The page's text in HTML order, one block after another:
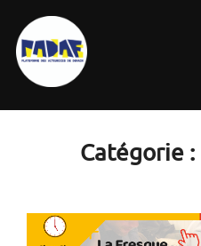
contenu
Catégorie :